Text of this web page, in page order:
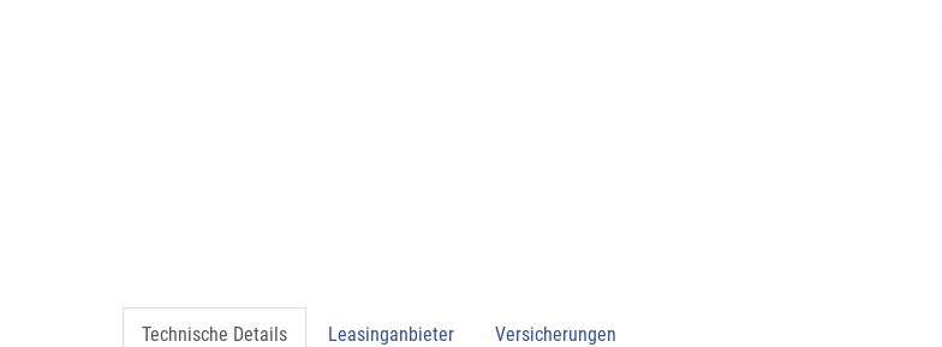
Technische Details Leasinganbieter Versicherungen